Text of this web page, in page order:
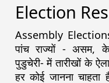
Election
Assembly
पांच राज्यों - असम,
पुडुचेरी- में तारीखों के
हर कोई जानना